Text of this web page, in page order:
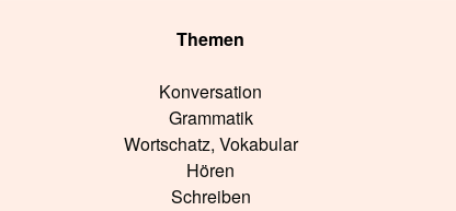
Themen
Konversation
Grammatik
Wortschatz, Vokabular
Hören
Schreiben